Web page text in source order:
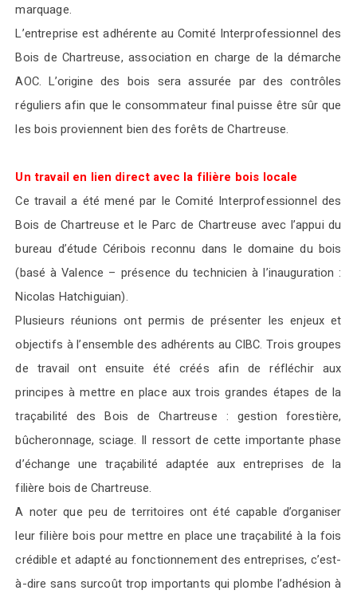
marquage.
L’entreprise est adhérente au Comité Interprofessionnel des
Bois de Chartreuse, association en charge de la démarche
AOC. L’origine des bois sera assurée par des contrôles
réguliers afin que le consommateur final puisse être sûr que
les bois proviennent bien des forêts de Chartreuse.
Un travail en lien direct avec la filière bois locale
Ce travail a été mené par le Comité Interprofessionnel des
Bois deChartreuse et le Parc de Chartreuse avec l’appui du
bureau d’étude Céribois reconnu dans le domaine du bois
(basé à Valence – présence du technicien à l’inauguration :
Nicolas Hatchiguian).
Plusieurs réunions ont permis de présenter les enjeux et
objectifs à l’ensemble des adhérents au CIBC. Trois groupes
de travail ont ensuite été créés afin de réfléchir aux
principes à mettre en place aux trois grandes étapes de la
traçabilité des Bois de Chartreuse : gestion forestière,
bûcheronnage, sciage. Il ressort de cette importante phase
d’échange une traçabilité adaptée aux entreprises de la
filière bois de Chartreuse.
A noter que peu de territoires ont été capable d’organiser
leur filière bois pour mettre en place une traçabilité à la fois
crédible et adapté au fonctionnement des entreprises, c’est-
à-dire sans surcoût trop importants qui plombe l’adhésion à